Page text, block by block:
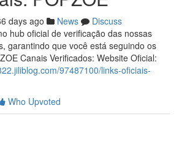
days ago News
Discuss
hub oficial de verificação das nossas
garantindo que você está seguindo os
Canais Verificados: Website Oficial:
97487100/links-oficiais-
Who Upvoted